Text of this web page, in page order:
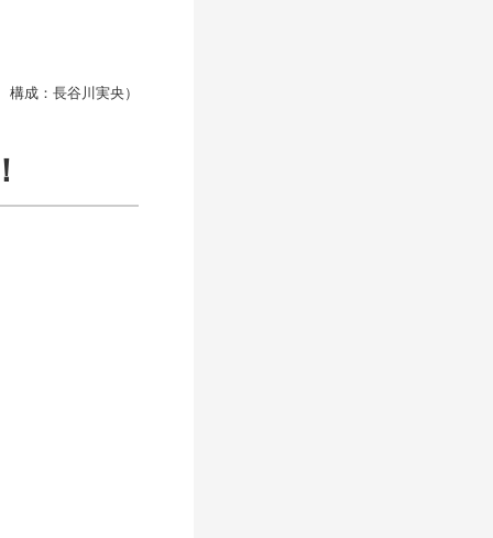
構成：長谷川実央）